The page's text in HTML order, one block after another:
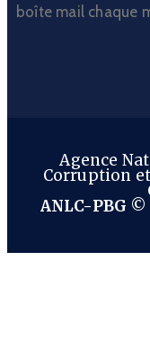
boîte mail chaque
Agence
Corruption
ANLC-PBG ©